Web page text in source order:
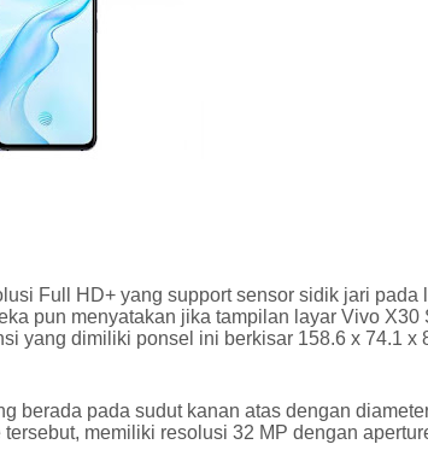
Full HD+ yang support sensor sidik jari pada
pun menyatakan jika tampilan layar Vivo X30
yang dimiliki ponsel ini berkisar 158.6 x 74.1 x
berada pada sudut kanan atas dengan
memiliki resolusi 32 MP dengan